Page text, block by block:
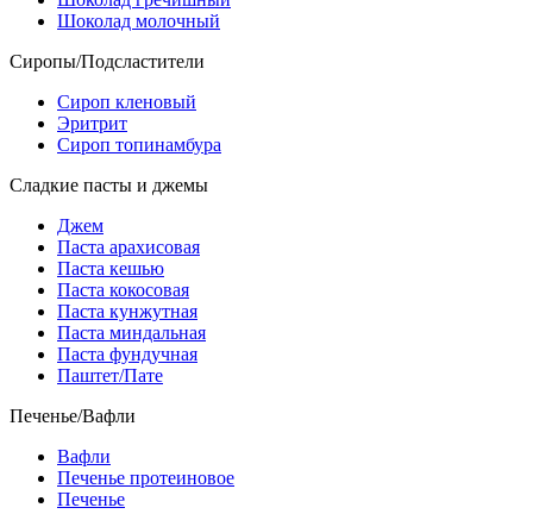
Шоколад молочный
Сиропы/Подсластители
Сироп кленовый
Эритрит
Сироп топинамбура
Сладкие пасты и джемы
Джем
Паста арахисовая
Паста кешью
Паста кокосовая
Паста кунжутная
Паста миндальная
Паста фундучная
Паштет/Пате
Печенье/Вафли
Вафли
Печенье протеиновое
Печенье